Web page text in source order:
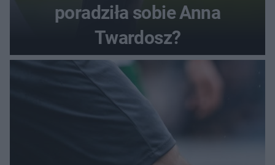
poradziła sobie Anna
Twardosz?